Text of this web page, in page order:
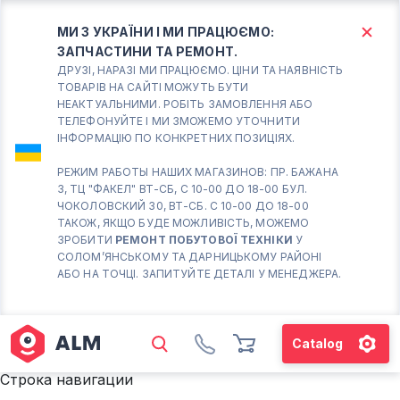
МИ З УКРАЇНИ І МИ ПРАЦЮЄМО:
ЗАПЧАСТИНИ ТА РЕМОНТ.
ДРУЗІ, НАРАЗІ МИ ПРАЦЮЄМО. ЦІНИ ТА НАЯВНІСТЬ
ТОВАРІВ НА САЙТІ МОЖУТЬ БУТИ
НЕАКТУАЛЬНИМИ. РОБІТЬ ЗАМОВЛЕННЯ АБО
ТЕЛЕФОНУЙТЕ І МИ ЗМОЖЕМО УТОЧНИТИ
ІНФОРМАЦІЮ ПО КОНКРЕТНИХ ПОЗИЦІЯХ.
РЕЖИМ РАБОТЫ НАШИХ МАГАЗИНОВ: ПР. БАЖАНА
3, ТЦ "ФАКЕЛ" ВТ-СБ, С 10-00 ДО 18-00 БУЛ.
ЧОКОЛОВСКИЙ 30, ВТ-СБ. С 10-00 ДО 18-00
ТАКОЖ, ЯКЩО БУДЕ МОЖЛИВІСТЬ, МОЖЕМО
ЗРОБИТИ РЕМОНТ ПОБУТОВОЇ ТЕХНІКИ У
СОЛОМ’ЯНСЬКОМУ ТА ДАРНИЦЬКОМУ РАЙОНІ
АБО НА ТОЧЦІ. ЗАПИТУЙТЕ ДЕТАЛІ У МЕНЕДЖЕРА.
Catalog
КИЇВ БОРИСПІЛЬ
Вт.- Сб.
10:00 - 18:00
Солом'янський район
працює ВТ-СБ с10-00 до
18-00
(098) 672 76 42
М. ХАРКІВСЬКА – ПРАЦЮЄ
ВТ-СБ С10-00 ДО 18-00
Строка навигации